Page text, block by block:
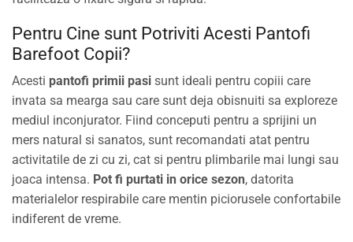
Pentru Cine sunt Potriviti Acesti Pantofi
Barefoot Copii?
Acesti pantofi primii pasi sunt ideali pentru copiii care
invata sa mearga sau care sunt deja obisnuiti sa exploreze
mediul inconjurator. Fiind conceputi pentru a sprijini un
mers natural si sanatos, sunt recomandati atat pentru
activitatile de zi cu zi, cat si pentru plimbarile mai lungi sau
joaca intensa. Pot fi purtati in orice sezon, datorita
materialelor respirabile care mentin piciorusele confortabile
indiferent de vreme.